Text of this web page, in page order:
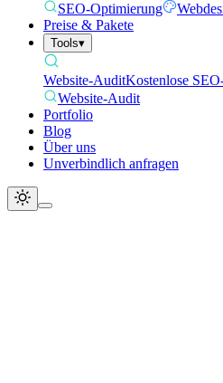
SEO-Optimierung
Preise & Pakete
Tools▾
Website-AuditKostenlose
Website-Audit
Portfolio
Blog
Über uns
Unverbindlich anfragen